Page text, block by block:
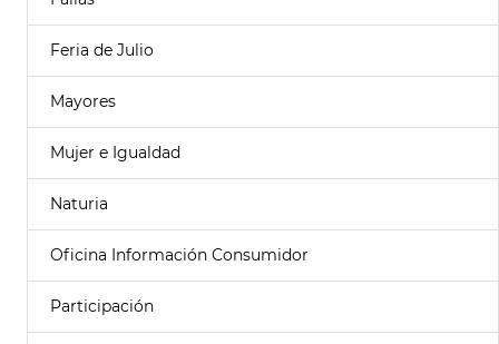
Feria de Julio
Mayores
Mujer e Igualdad
Naturia
Oficina Información Consumidor
Participación